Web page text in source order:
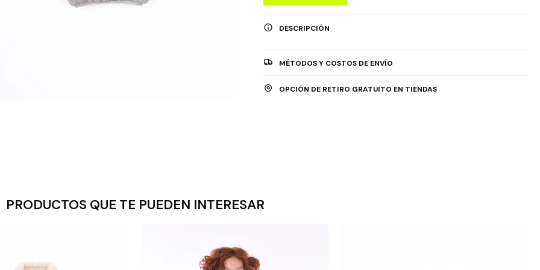
DESCRIPCIÓN
MÉTODOS Y COSTOS DE ENVÍO
OPCIÓN DE RETIRO GRATUITO EN TIENDAS
PRODUCTOS QUE TE PUEDEN INTERESAR